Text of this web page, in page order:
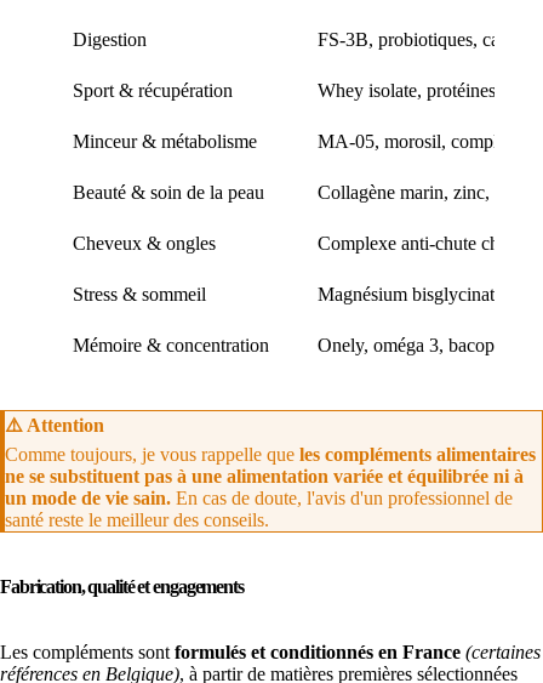
Digestion FS-3B, probiotiques, carvi,
Sport & récupération Whey isolate, protéines
Minceur & métabolisme MA-05, morosil, complexe
Beauté & soin de la peau Collagène marin, zinc, acide
Cheveux & ongles Complexe anti-chute
Stress & sommeil Magnésium bisglycinate,
Mémoire & concentration Onely, oméga 3, bacopa,
⚠️ Attention
Comme toujours, je vous rappelle que les compléments alimentaires
ne se substituent pas à une alimentation variée et équilibrée ni à
un mode de vie sain. En cas de doute, l'avis d'un professionnel de
santé reste le meilleur des conseils.
Fabrication, qualité et engagements
Les compléments sont formulés et conditionnés en France (certaines
références en Belgique), à partir de matières premières sélectionnées